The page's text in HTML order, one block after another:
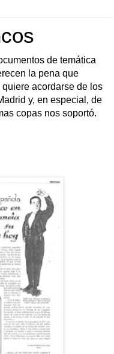
de temática
la pena que
acordarse de los
y, en especial, de
copas nos soportó.